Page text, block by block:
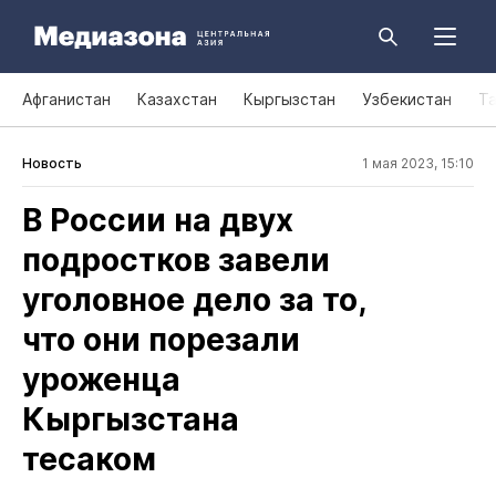
Афганистан Казахстан Кыргызстан Узбекистан
Новость 1 мая 2023, 15:10
В России на двух
подростков завели
уголовное дело за то,
что они порезали
уроженца
Кыргызстана
тесаком